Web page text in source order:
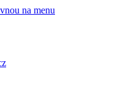
na menu